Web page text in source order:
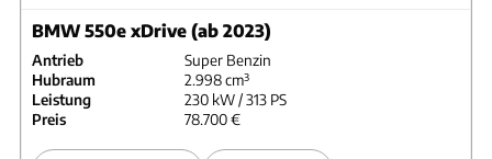
BMW 550e xDrive (ab 2023)
Antrieb
Super Benzin
Hubraum
2.998 cm³
Leistung
230 kW / 313 PS
Preis
78.700 €